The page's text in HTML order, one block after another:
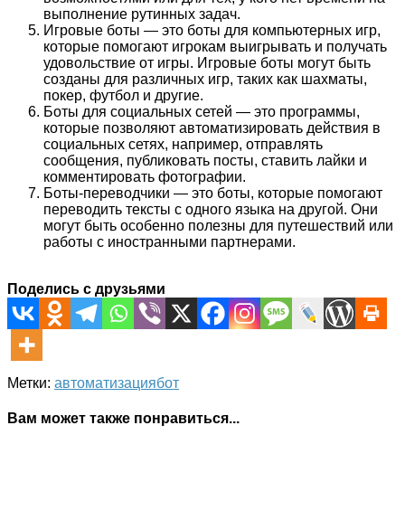
выполнение рутинных задач.
Игровые боты — это боты для компьютерных игр,
которые помогают игрокам выигрывать и получать
удовольствие от игры. Игровые боты могут быть
созданы для различных игр, таких как шахматы,
покер, футбол и другие.
Боты для социальных сетей — это программы,
которые позволяют автоматизировать действия в
социальных сетях, например, отправлять
сообщения, публиковать посты, ставить лайки и
комментировать фотографии.
Боты-переводчики — это боты, которые помогают
переводить тексты с одного языка на другой. Они
могут быть особенно полезны для путешествий или
работы с иностранными партнерами.
Поделись с друзьями
Метки: автоматизациябот
Вам может также понравиться...